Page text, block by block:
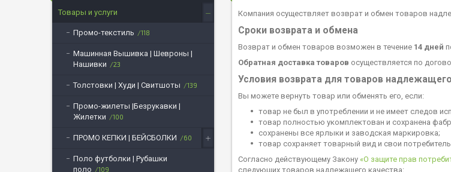
Компания осуществляет возврат и обмен товаров
Сроки возврата и обмена
Возврат и обмен товаров возможен в течение 14 дней
Обратная доставка товаров осуществляется по
Условия возврата для товаров
Вы можете вернуть товар или обменять его, если:
товар не был в употреблении и не имеет следов
товар полностью укомплектован и сохранена
сохранены все ярлыки и заводская маркировка;
товар сохраняет товарный вид и свои
Согласно действующему Закону «О защите прав
следующих товаров надлежащего качества:
Товары и услуги
Промо-текстиль 118
Машинная Вышивка | Шевроны |
Нашивки
23
Толстовки | Худи | Свитшоты 139
Промо-жилеты |Безрукавки |
Жилетки
100
ПРОМО КЕПКИ | БЕЙСБОЛКИ 60
Поло футболки | Рубашки
поло
109